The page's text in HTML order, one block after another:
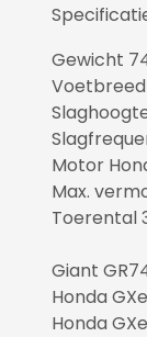
Gewicht
Motor
Max.
Toerental
Giant
Honda
Honda